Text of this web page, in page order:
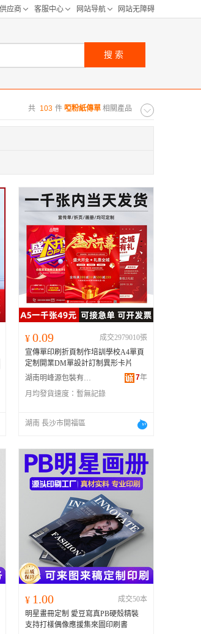
共 103 件 啞粉紙傳單 相關產品
¥ 0.09
成交2979010張
宣傳單印刷折頁制作培訓學校A4單頁
定制開業DM單設計訂制異形卡片
湖南明峰源包裝有限公司
7年
月均發貨速度： 暫無記錄
湖南 長沙市開福區
¥ 1.00
成交50本
明星畫冊定制 愛豆寫真PB硬殼精裝
支持打樣偶像應援集來圖印刷書
搜索